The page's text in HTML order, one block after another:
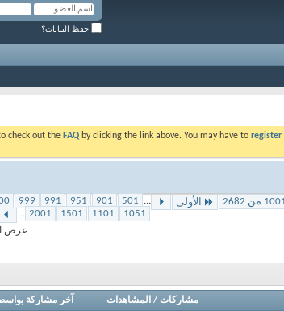
حفظ البيانات؟
check out the FAQ by clicking the link above. You may have to register
الأولى ...
501
901
951
991
999
1051
1101
1501
2001
...
عرض المواضيع
مشاركات / المشاهدات آخر مشاركة